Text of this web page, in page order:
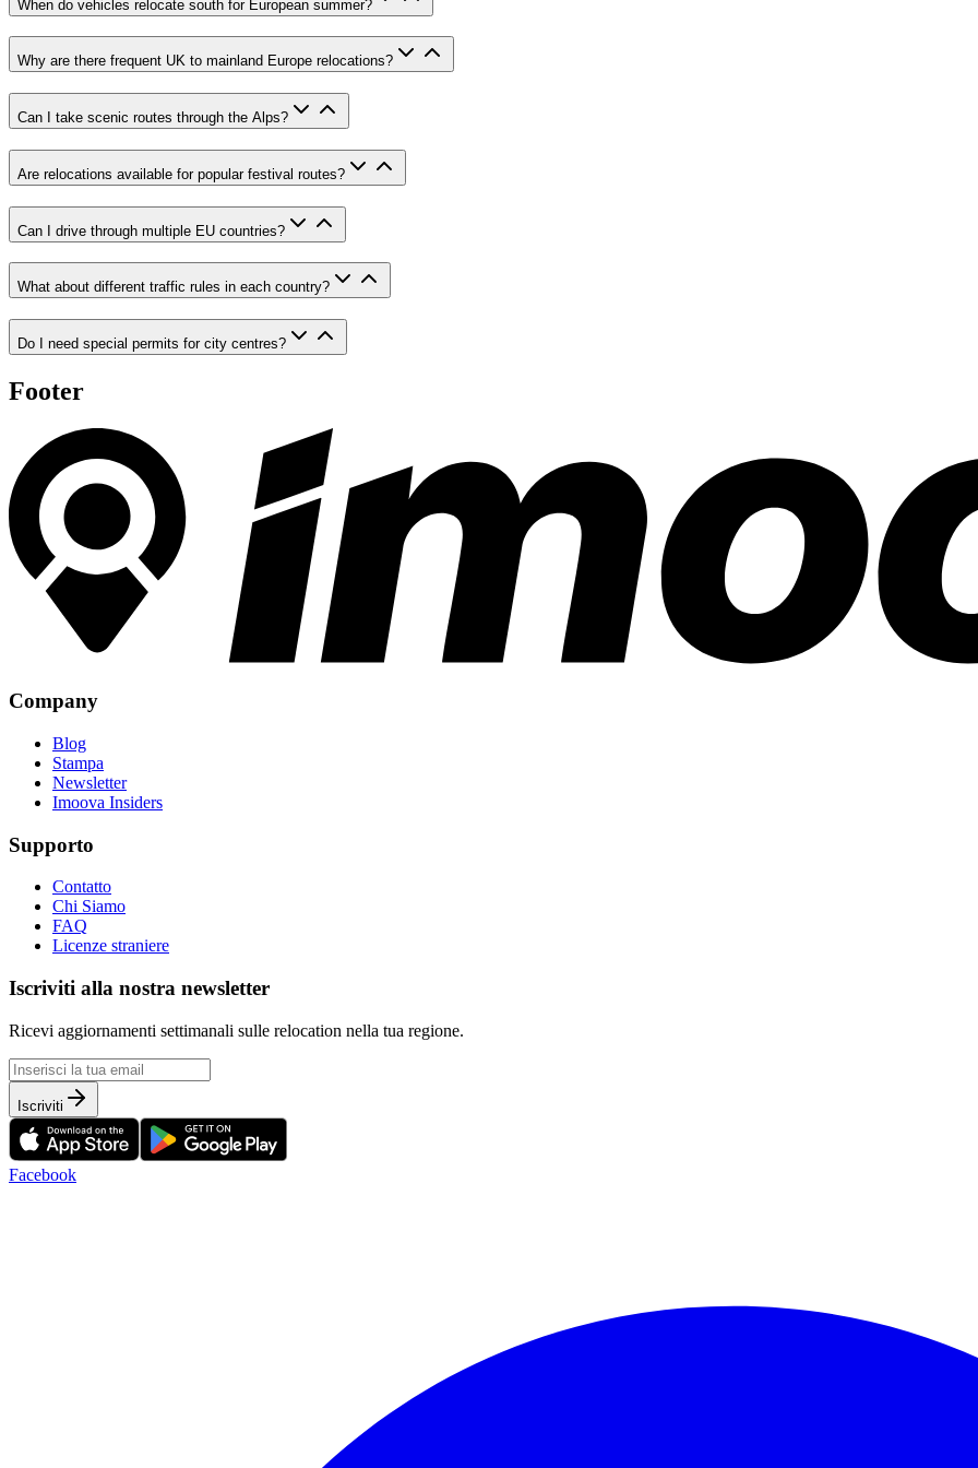
When do vehicles relocate south for European summer?
Why are there frequent UK to mainland Europe relocations?
Can I take scenic routes through the Alps?
Are relocations available for popular festival routes?
Can I drive through multiple EU countries?
What about different traffic rules in each country?
Do I need special permits for city centres?
Footer
Company
Blog
Stampa
Newsletter
Imoova Insiders
Supporto
Contatto
Chi Siamo
FAQ
Licenze straniere
Iscriviti alla nostra newsletter
Ricevi aggiornamenti settimanali sulle relocation nella tua regione.
Iscriviti
Facebook